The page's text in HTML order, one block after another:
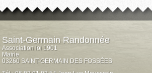
Saint-Germain Randonnée
Association loi 1901
Mairie
03260 SAINT-GERMAIN DES FOSSÉES